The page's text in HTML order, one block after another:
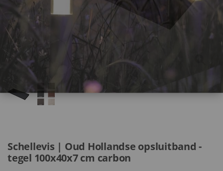
Schellevis | Oud Hollandse opsluitband -
tegel 100x40x7 cm carbon